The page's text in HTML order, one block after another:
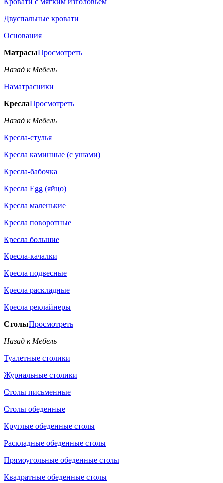
Кровати с мягким изголовьем
Двуспальные кровати
Основания
МатрасыПросмотреть
Назад к Мебель
Наматрасники
КреслаПросмотреть
Назад к Мебель
Кресла-стулья
Кресла каминные (с ушами)
Кресла-бабочка
Кресла Egg (яйцо)
Кресла маленькие
Кресла поворотные
Кресла большие
Кресла-качалки
Кресла подвесные
Кресла раскладные
Кресла реклайнеры
СтолыПросмотреть
Назад к Мебель
Туалетные столики
Журнальные столики
Столы письменные
Столы обеденные
Круглые обеденные столы
Раскладные обеденные столы
Прямоугольные обеденные столы
Квадратные обеденные столы